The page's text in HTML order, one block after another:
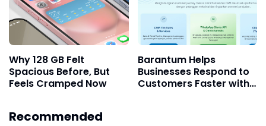
Why 128 GB Felt
Spacious Before, But
Feels Cramped Now
Barantum Helps
Businesses Respond to
Customers Faster with
Recommended